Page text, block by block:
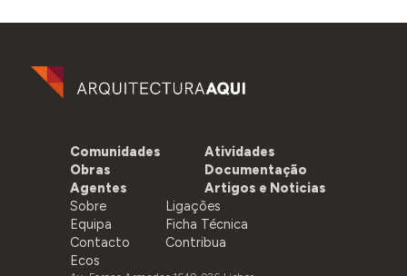
Comunidades
Obras
Agentes
Atividades
Documentação
Artigos e Noticias
Sobre
Equipa
Contacto
Ecos
Ligações
Ficha Técnica
Contribua